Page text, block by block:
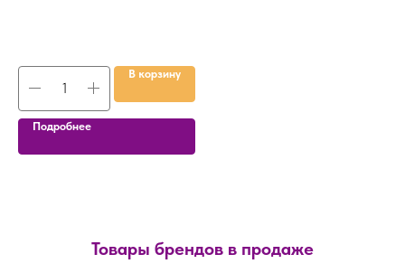
В корзину
Подробнее
Товары брендов в продаже